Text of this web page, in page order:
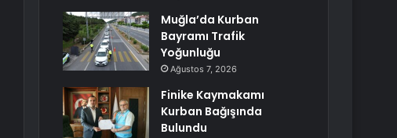
Muğla’da Kurban
Bayramı Trafik
Yoğunluğu
Ağustos 7, 2026
Finike Kaymakamı
Kurban Bağışında
Bulundu